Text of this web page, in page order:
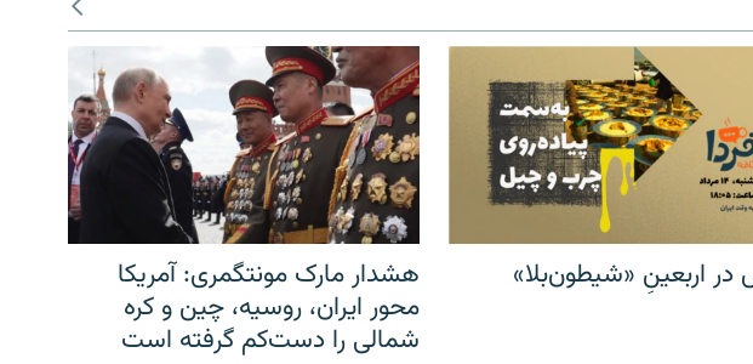
در اربعینِ «شیطون‌بلا»
هشدار مارک مونتگمری: آمریکا
محور ایران، روسیه، چین و کره
شمالی را دست‌کم گرفته است